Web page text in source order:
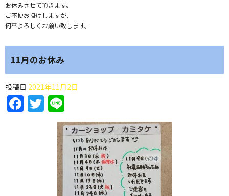
お休みさせて頂きます。
ご不便お掛けしますが、
何卒よろしくお願い致します。
11月のお休み
投稿日 2021年11月2日
Facebook
Twitter